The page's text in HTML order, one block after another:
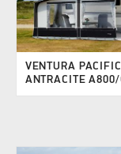
VENTURA
ANTRACITE A800/